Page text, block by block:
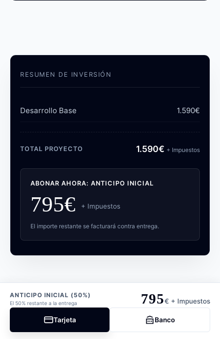
RESUMEN DE INVERSIÓN
Desarrollo Base 1.590€
TOTAL PROYECTO 1.590€ + Impuestos
ABONAR AHORA: ANTICIPO INICIAL
795€ + Impuestos
El importe restante se facturará contra entrega.
ANTICIPO INICIAL (50%)
El 50% restante a la entrega 795€ + Impuestos
Tarjeta Banco